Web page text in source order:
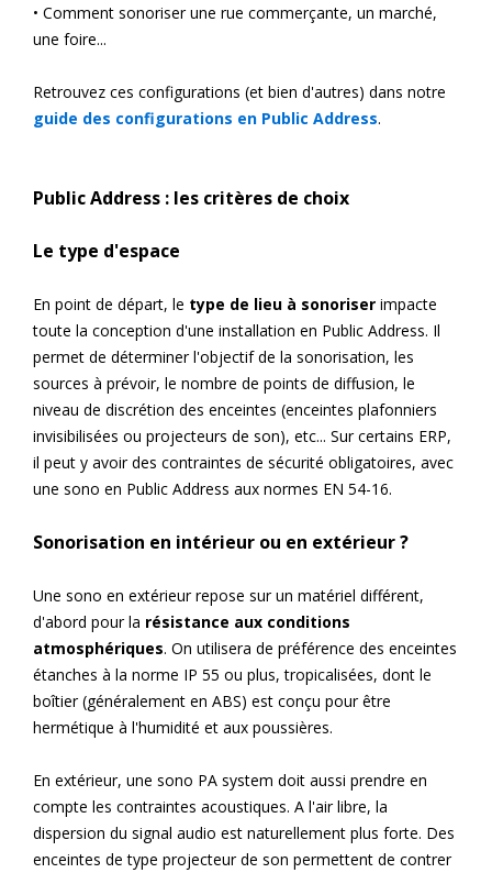
• Comment sonoriser une rue commerçante, un marché,
une foire...
Retrouvez ces configurations (et bien d'autres) dans notre
guide des configurations en Public Address.
Public Address : les critères de choix
Le type d'espace
En point de départ, le type de lieu à sonoriser impacte
toute la conception d'une installation en Public Address. Il
permet de déterminer l'objectif de la sonorisation, les
sources à prévoir, le nombre de points de diffusion, le
niveau de discrétion des enceintes (enceintes plafonniers
invisibilisées ou projecteurs de son), etc... Sur certains ERP,
il peut y avoir des contraintes de sécurité obligatoires, avec
une sono en Public Address aux normes EN 54-16.
Sonorisation en intérieur ou en extérieur ?
Une sono en extérieur repose sur un matériel différent,
d'abord pour la résistance aux conditions
atmosphériques. On utilisera de préférence des enceintes
étanches à la norme IP 55 ou plus, tropicalisées, dont le
boîtier (généralement en ABS) est conçu pour être
hermétique à l'humidité et aux poussières.
En extérieur, une sono PA system doit aussi prendre en
compte les contraintes acoustiques. A l'air libre, la
dispersion du signal audio est naturellement plus forte. Des
enceintes de type projecteur de son permettent de contrer